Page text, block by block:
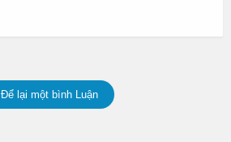
Để lại một bình Luận